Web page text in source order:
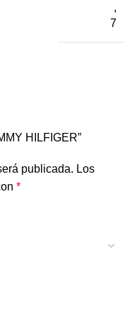
,
7
HILFIGER”
publicada. Los
*